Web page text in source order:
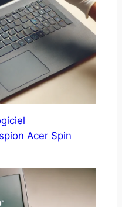
Acer Spin